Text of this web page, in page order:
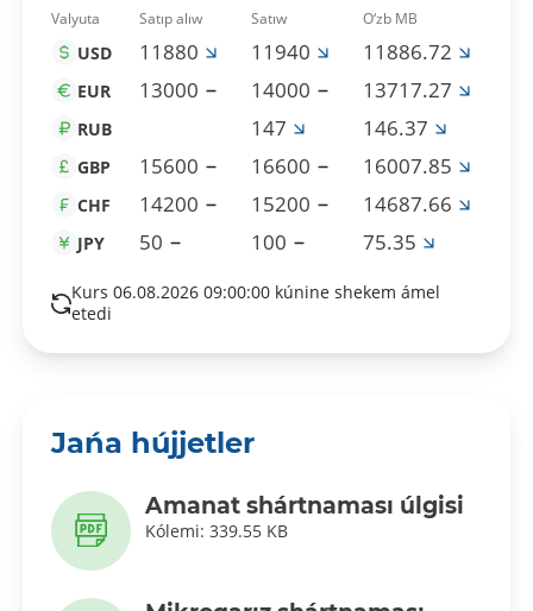
Valyuta Satıp alıw Satıw O‘zb MB
USD 11880 11940 11886.72
EUR 13000 14000 13717.27
RUB 147 146.37
GBP 15600 16600 16007.85
CHF 14200 15200 14687.66
JPY 50 100 75.35
Kurs 06.08.2026 09:00:00 kúnine shekem ámel
etedi
Jańa hújjetler
Amanat shártnaması úlgisi
Kólemi: 339.55 KB